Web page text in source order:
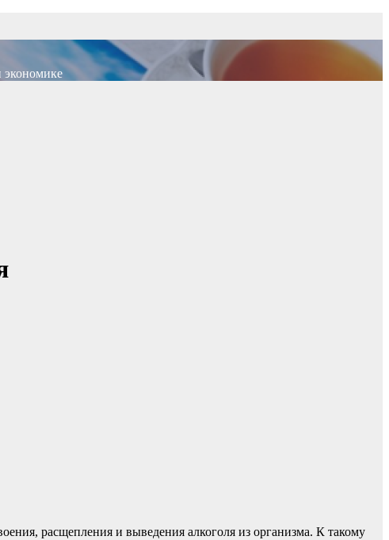
экономике
расщепления и выведения алкоголя из организма. К такому